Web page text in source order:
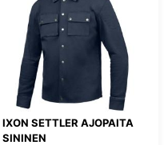
IXON SETTLER AJOPAITA
SININEN